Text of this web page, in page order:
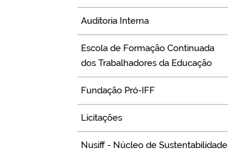
Auditoria Interna
Escola de Formação Continuada
dos Trabalhadores da Educação
Fundação Pró-IFF
Licitações
Nusiff - Núcleo de Sustentabilidade